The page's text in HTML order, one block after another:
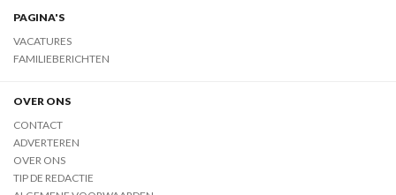
PAGINA'S
VACATURES
FAMILIEBERICHTEN
OVER ONS
CONTACT
ADVERTEREN
OVER ONS
TIP DE REDACTIE